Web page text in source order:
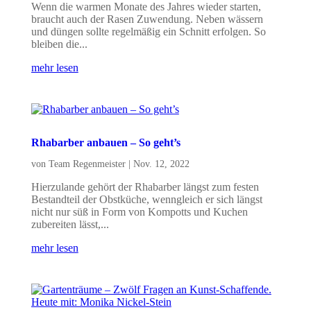
Wenn die warmen Monate des Jahres wieder starten,
braucht auch der Rasen Zuwendung. Neben wässern
und düngen sollte regelmäßig ein Schnitt erfolgen. So
bleiben die...
mehr lesen
Rhabarber anbauen – So geht’s
von Team Regenmeister| Nov. 12, 2022
Hierzulande gehört der Rhabarber längst zum festen
Bestandteil der Obstküche, wenngleich er sich längst
nicht nur süß in Form von Kompotts und Kuchen
zubereiten lässt,...
mehr lesen